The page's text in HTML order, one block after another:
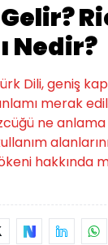
Nedir?
Dili, geniş
merak
ne
hakkında